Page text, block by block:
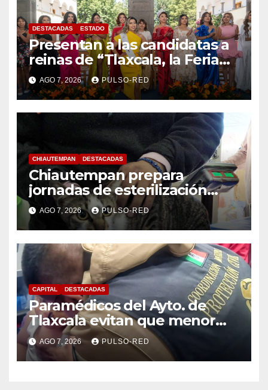
DESTACADAS ESTADO
Presentan a las candidatas a
reinas de “Tlaxcala, la Feria
de Ferias 2026: La Flor
Tlaxcalteca”
AGO 7, 2026 PULSO-RED
CHIAUTEMPAN DESTACADAS
Chiautempan prepara
jornadas de esterilización
para perros y gatos
AGO 7, 2026 PULSO-RED
CAPITAL DESTACADAS
Paramédicos del Ayto. de
Tlaxcala evitan que menor
sufra complicaciones por
hipotermia tras caer en una
cisterna
AGO 7, 2026 PULSO-RED